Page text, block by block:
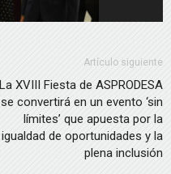
Artículo siguiente
La XVIII Fiesta de ASPRODESA
se convertirá en un evento ‘sin
límites’ que apuesta por la
igualdad de oportunidades y la
plena inclusión